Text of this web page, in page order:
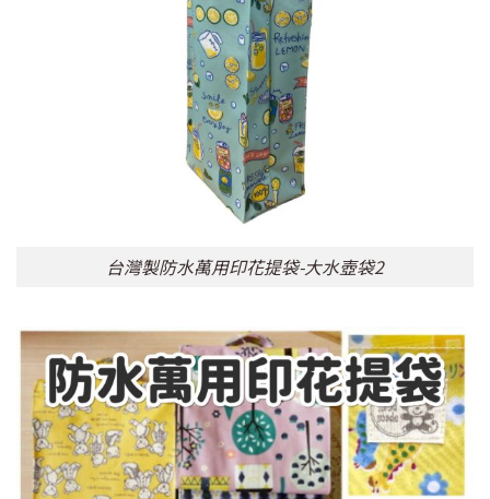
台灣製防水萬用印花提袋-大水壺袋2